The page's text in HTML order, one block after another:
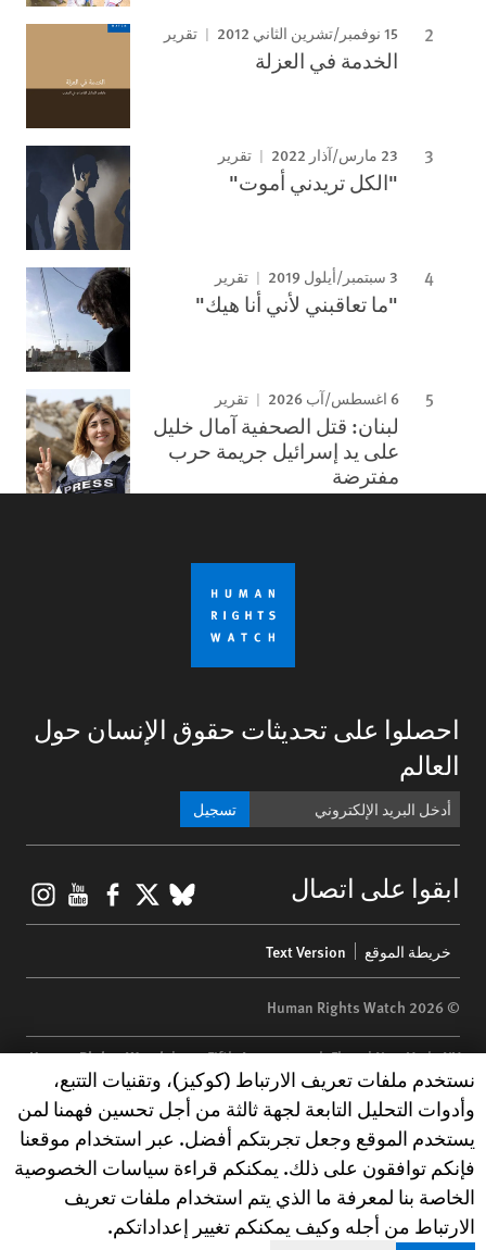
15 نوفمبر/تشرين الثاني 2012 تقرير
الخدمة في العزلة
23 مارس/آذار 2022 تقرير
"الكل تريدني أموت"
3 سبتمبر/أيلول 2019 تقرير
"ما تعاقبني لأني أنا هيك"
6 اغسطس/آب 2026 تقرير
لبنان: قتل الصحفية آمال خليل
على يد إسرائيل جريمة حرب
مفترضة
احصلوا على تحديثات حقوق الإنسان حول
العالم
تسجيل
ابقوا على اتصال BlueSky
X
menu
خريطة الموقع Text Version
© 2026 Human Rights Watch
Human Rights Watch| 350 Fifth Avenue, 34th Floor | New York,NY
10118-3299 USA|t 1.212.290.4700
Human Rights Watchis a 501(C)(3) nonprofit registered in the US
under EIN: 13-2875808
Human Rights Watch cookie preferences
نستخدم ملفات تعريف الارتباط (كوكيز)، وتقنيات التتبع،
وأدوات التحليل التابعة لجهة ثالثة من أجل تحسين فهمنا لمن
يستخدم الموقع وجعل تجربتكم أفضل. عبر استخدام موقعنا
فإنكم توافقون على ذلك. يمكنكم قراءة سياسات الخصوصية
الخاصة بنا لمعرفة ما الذي يتم استخدام ملفات تعريف
الارتباط من أجله وكيف يمكنكم تغيير إعداداتكم.